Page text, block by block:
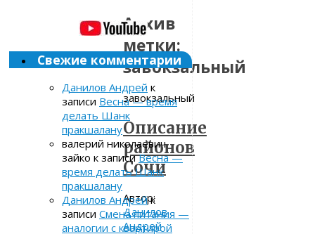
Архив
метки:
завокзальный
завокзальный
Описание
районов
Сочи
Автор:
Данилов
Андрей
Свежие комментарии
Данилов Андрей к
записи Весна — время
делать Шанк
пракшалану
валерий николаевич
зайко к записиВесна —
время делать Шанк
пракшалану
Данилов Андрейк
записи Смена питания —
аналогии с квартирой